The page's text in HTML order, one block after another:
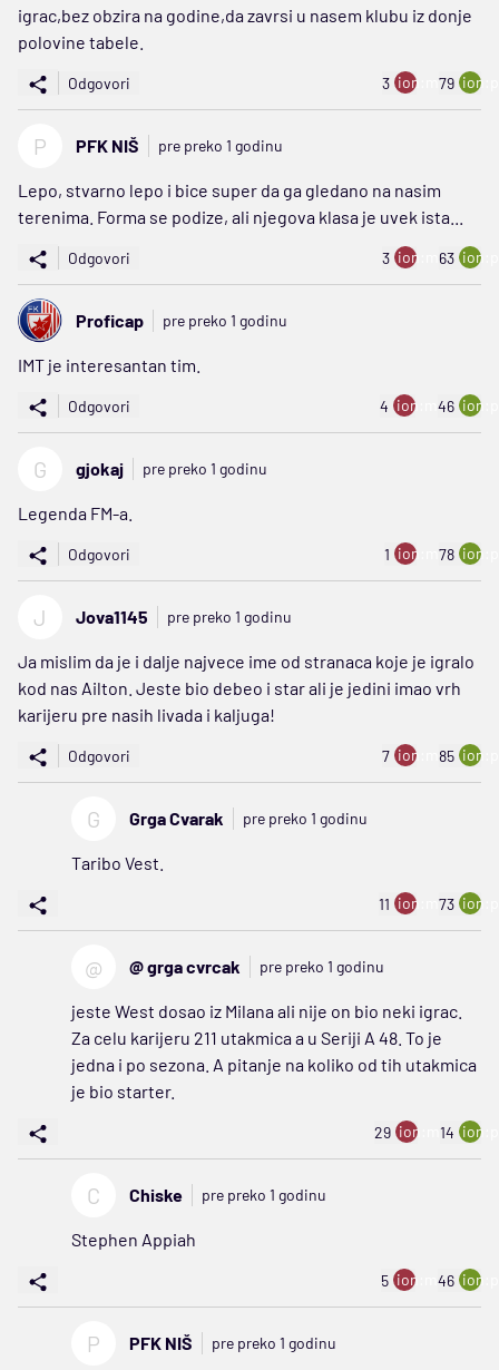
igrac,bez obzira na godine,da zavrsi u nasem klubu iz donje
polovine tabele.
Odgovori 3 ion:minus
79
P PFK NIŠ pre preko 1 godinu
Lepo, stvarno lepo i bice super da ga gledano na nasim
terenima. Forma se podize, ali njegova klasa je uvek ista...
Odgovori 3 ion:minus
63
Proficap pre preko 1 godinu
IMT je interesantan tim.
Odgovori 4 ion:minus
46
G gjokaj pre preko 1 godinu
Legenda FM-a.
Odgovori 1 ion:minus
78
J Jova1145 pre preko 1 godinu
Ja mislim da je i dalje najvece ime od stranaca koje je igralo
kod nas Ailton. Jeste bio debeo i star ali je jedini imao vrh
karijeru pre nasih livada i kaljuga!
Odgovori 7 ion:minus
85
G Grga Cvarak pre preko 1 godinu
Taribo Vest.
11 ion:minus
73
@ @ grga cvrcak pre preko 1 godinu
jeste West dosao iz Milana ali nije on bio neki igrac.
Za celu karijeru 211 utakmica a u Seriji A 48. To je
jedna i po sezona. A pitanje na koliko od tih utakmica
je bio starter.
29 ion:minus
14
C Chiske pre preko 1 godinu
Stephen Appiah
5 ion:minus
46
P PFK NIŠ pre preko 1 godinu